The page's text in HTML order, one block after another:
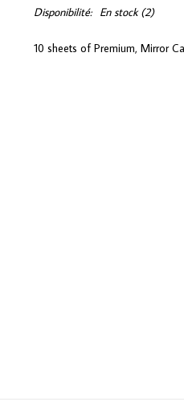
Disponibilité: En stock(2)
10 sheets of Premium, Mirror